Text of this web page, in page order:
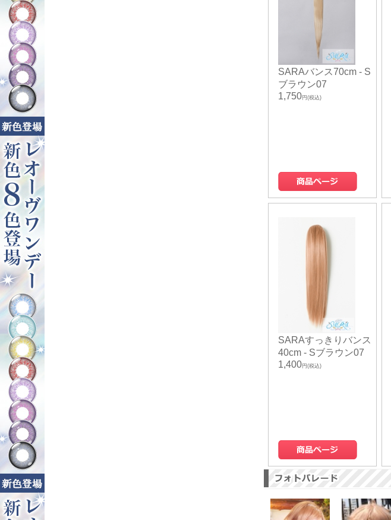
SARAバンス70cm - S
ブラウン07
1,750円(税込)
SARAすっきりバンス
40cm - Sブラウン07
1,400円(税込)